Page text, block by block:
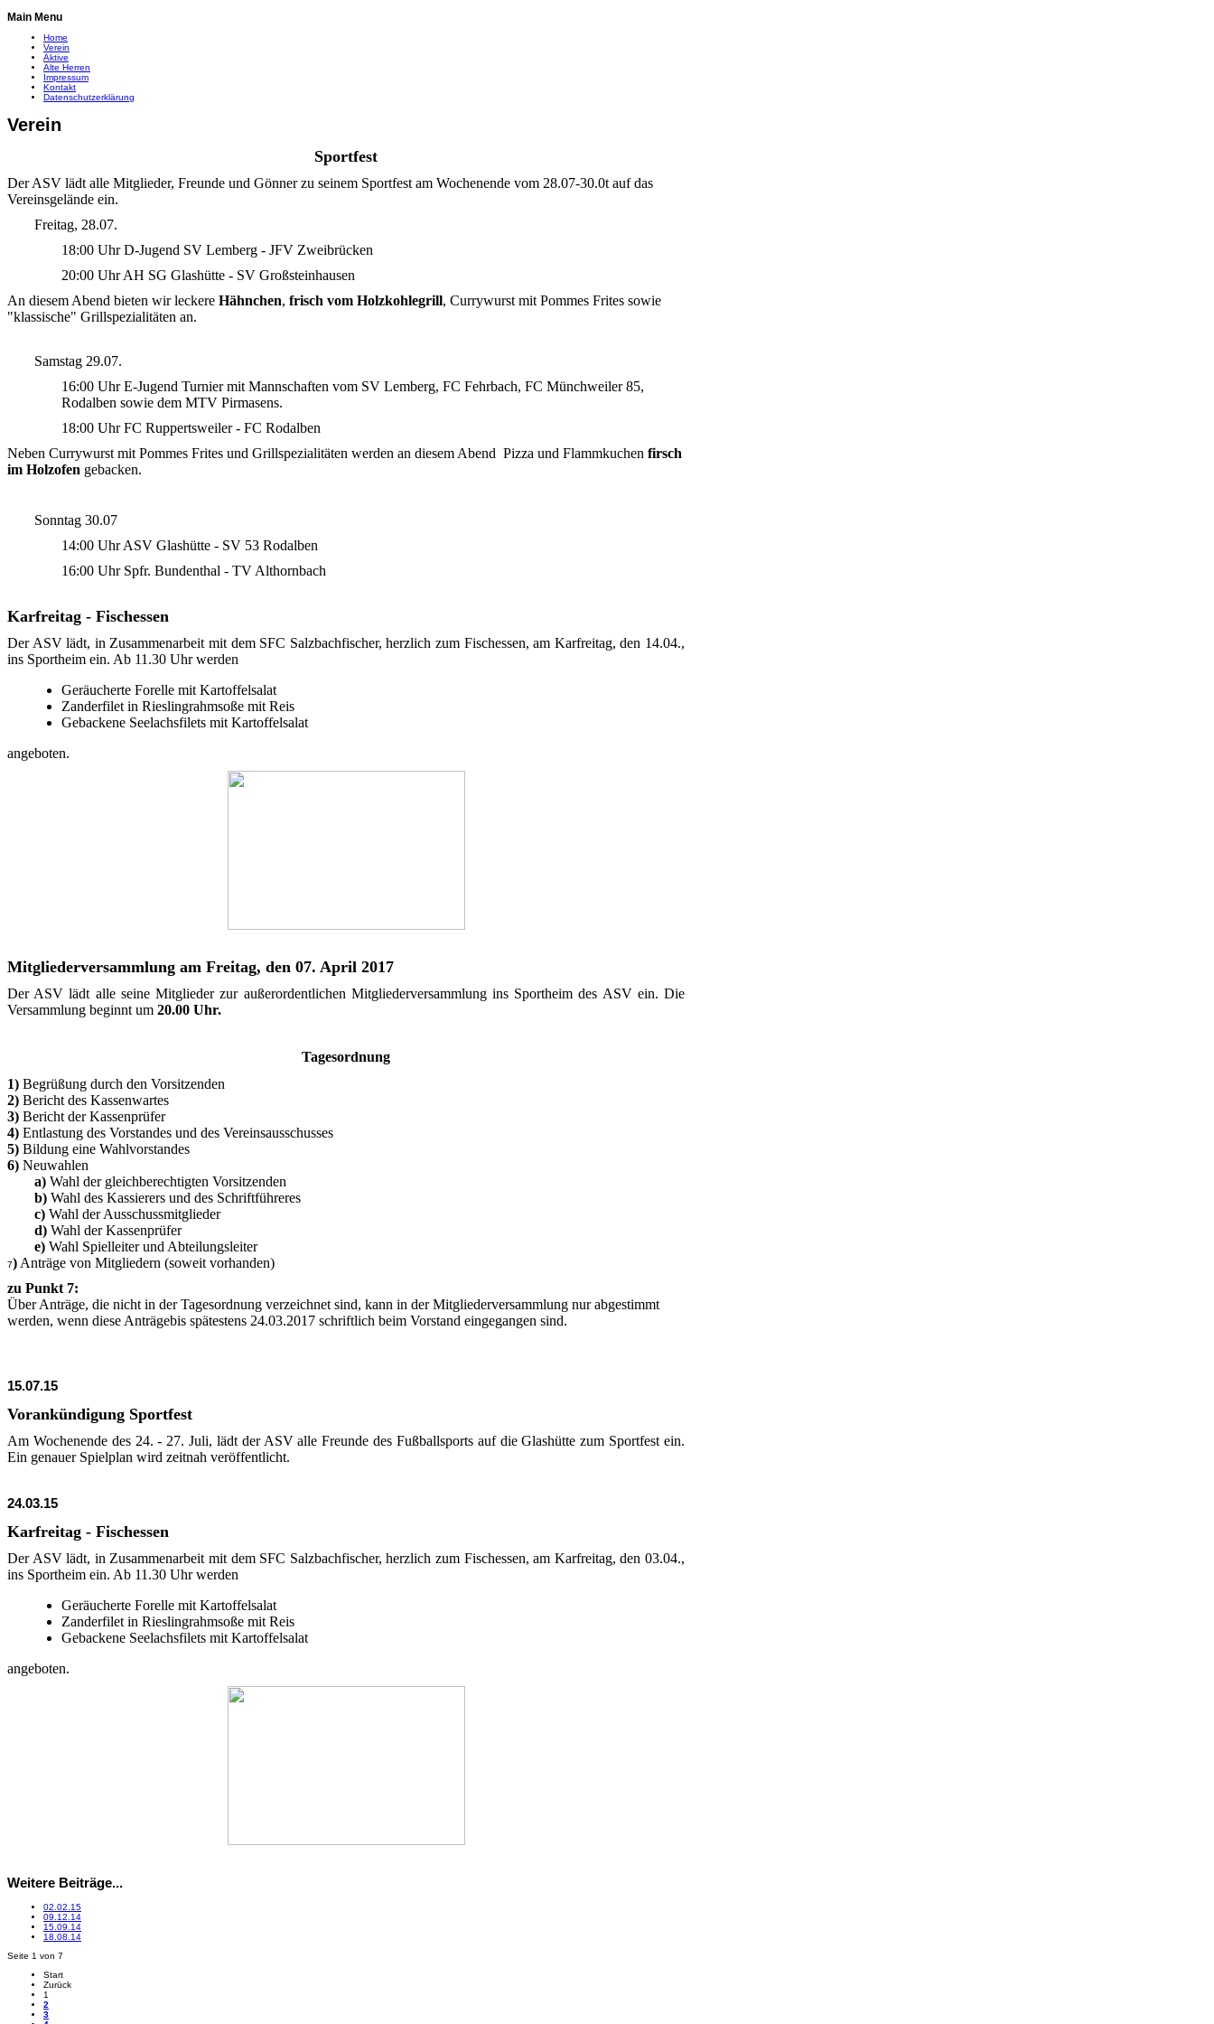
Main Menu
Home
Verein
Aktive
Alte Herren
Impressum
Kontakt
Datenschutzerklärung
Verein
Sportfest
Der ASV lädt alle Mitglieder, Freunde und Gönner zu seinem Sportfest am Wochenende vom 28.07-30.0t auf das
Vereinsgelände ein.
Freitag, 28.07.
18:00 Uhr D-Jugend SV Lemberg - JFV Zweibrücken
20:00 Uhr AH SG Glashütte - SV Großsteinhausen
An diesem Abend bieten wir leckere Hähnchen, frisch vom Holzkohlegrill, Currywurst mit Pommes Frites sowie
"klassische" Grillspezialitäten an.
Samstag 29.07.
16:00 Uhr E-Jugend Turnier mit Mannschaften vom SV Lemberg, FC Fehrbach, FC Münchweiler 85,
Rodalben sowie dem MTV Pirmasens.
18:00 Uhr FC Ruppertsweiler - FC Rodalben
Neben Currywurst mit Pommes Frites und Grillspezialitäten werden an diesem Abend Pizza und Flammkuchen firsch
im Holzofen gebacken.
Sonntag 30.07
14:00 Uhr ASV Glashütte - SV 53 Rodalben
16:00 Uhr Spfr. Bundenthal - TV Althornbach
Karfreitag - Fischessen
Der ASV lädt, in Zusammenarbeit mit dem SFC Salzbachfischer, herzlich zum Fischessen, am Karfreitag, den 14.04.,
ins Sportheim ein. Ab 11.30 Uhr werden
Geräucherte Forelle mit Kartoffelsalat
Zanderfilet in Rieslingrahmsoße mit Reis
Gebackene Seelachsfilets mit Kartoffelsalat
angeboten.
Mitgliederversammlung am Freitag, den 07. April 2017
Der ASV lädt alle seine Mitglieder zur außerordentlichen Mitgliederversammlung ins Sportheim des ASV ein. Die
Versammlung beginnt um 20.00 Uhr.
Tagesordnung
1) Begrüßung durch den Vorsitzenden
2) Bericht des Kassenwartes
3) Bericht der Kassenprüfer
4) Entlastung des Vorstandes und des Vereinsausschusses
5) Bildung eine Wahlvorstandes
6) Neuwahlen
a) Wahl der gleichberechtigten Vorsitzenden
b) Wahl des Kassierers und des Schriftführeres
c) Wahl der Ausschussmitglieder
d) Wahl der Kassenprüfer
e) Wahl Spielleiter und Abteilungsleiter
7) Anträge von Mitgliedern (soweit vorhanden)
zu Punkt 7:
Über Anträge, die nicht in der Tagesordnung verzeichnet sind, kann in der Mitgliederversammlung nur abgestimmt
werden, wenn diese Anträgebis spätestens 24.03.2017 schriftlich beim Vorstand eingegangen sind.
15.07.15
Vorankündigung Sportfest
Am Wochenende des 24. - 27. Juli, lädt der ASV alle Freunde des Fußballsports auf die Glashütte zum Sportfest ein.
Ein genauer Spielplan wird zeitnah veröffentlicht.
24.03.15
Karfreitag - Fischessen
Der ASV lädt, in Zusammenarbeit mit dem SFC Salzbachfischer, herzlich zum Fischessen, am Karfreitag, den 03.04.,
ins Sportheim ein. Ab 11.30 Uhr werden
Geräucherte Forelle mit Kartoffelsalat
Zanderfilet in Rieslingrahmsoße mit Reis
Gebackene Seelachsfilets mit Kartoffelsalat
angeboten.
Weitere Beiträge...
02.02.15
09.12.14
15.09.14
18.08.14
Seite 1 von 7
Start
Zurück
1
2
3